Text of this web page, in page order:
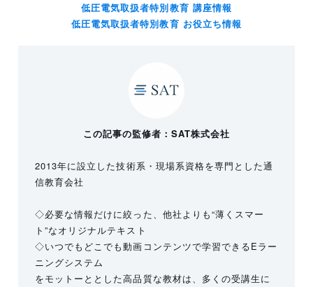
低圧電気取扱者特別教育 講座情報
低圧電気取扱者特別教育 お役立ち情報
この記事の監修者：SAT株式会社
2013年に設立した技術系・現場系資格を専門とした通
信教育会社
◇必要な情報だけに絞った、他社よりも“薄くスマー
ト”なオリジナルテキスト
◇いつでもどこでも動画コンテンツで学習できるEラー
ニングシステム
をモットーととした高品質な教材は、多くの受講生に